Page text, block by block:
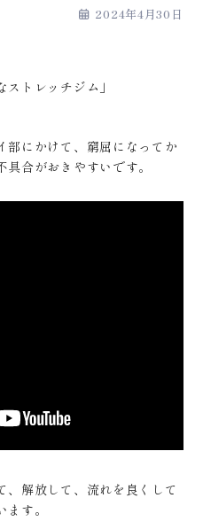
2024年4月30日
ストレッチジム」
部にかけて、窮屈になってか
合がおきやすいです。
、解放して、流れを良くして
す。